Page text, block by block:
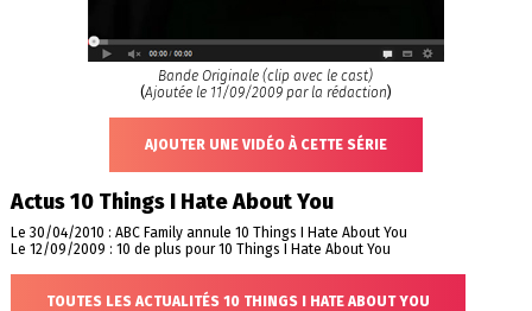
Bande Originale (clip avec le cast)
(Ajoutée le 11/09/2009 par la rédaction)
AJOUTER UNE VIDÉO À CETTE SÉRIE
Actus 10 Things I Hate About You
Le 30/04/2010 : ABC Family annule 10 Things I Hate About You
Le 12/09/2009 : 10 de plus pour 10 Things I Hate About You
TOUTES LES ACTUALITÉS 10 THINGS I HATE ABOUT YOU